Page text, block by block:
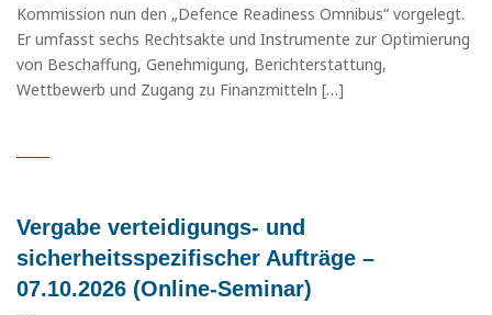
Kommission nun den „Defence Readiness Omnibus“ vorgelegt.
Er umfasst sechs Rechtsakte und Instrumente zur Optimierung
von Beschaffung, Genehmigung, Berichterstattung,
Wettbewerb und Zugang zu Finanzmitteln […]
Vergabe verteidigungs- und
sicherheitsspezifischer Aufträge –
07.10.2026 (Online-Seminar)